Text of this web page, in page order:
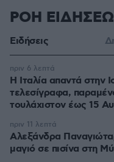
ΡΟΗ
Ειδήσεις
Η Ιταλία απαντά στην
τελεσίγραφα,
τουλάχιστον έως 15
πριν 6 λεπτά
Αλεξάνδρα
μαγιό σε πισίνα στη
πριν 11 λεπτά